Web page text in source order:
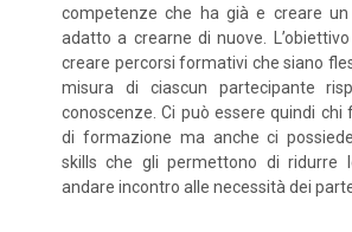
competenze che ha già e creare
adatto a crearne di nuove.
creare percorsi formativi che siano
misura di ciascun partecipante
conoscenze. Ci può essere quindi
di formazione ma anche ci
skills che gli permettono di ridurre
andare incontro alle necessità dei